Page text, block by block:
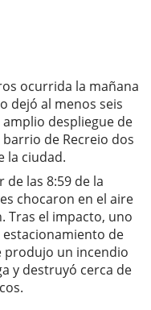
ocurrida la mañana
dejó al menos seis
despliegue de
de Recreio dos
la ciudad.
las 8:59 de la
chocaron en el aire
Tras el impacto, uno
de
produjo un incendio
y destruyó cerca de